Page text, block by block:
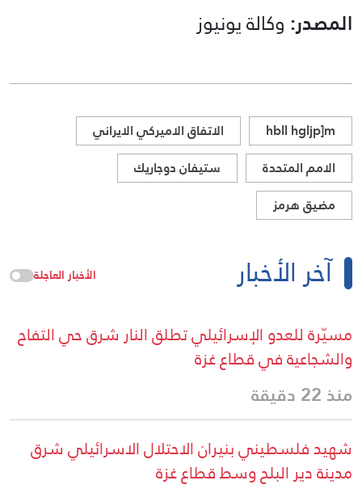
المصدر: وكالة يونيوز
hbll hgljp]m
الاتفاق الاميركي الايراني
الامم المتحدة
ستيفان دوجاريك
مضيق هرمز
آخر الأخبار الأخبار العاجلة
مسيّرة للعدو الإسرائيلي تطلق النار شرق حي التفاح
والشجاعية في قطاع غزة
منذ 22 دقيقة
شهيد فلسطيني بنيران الاحتلال الاسرائيلي شرق
مدينة دير البلح وسط قطاع غزة